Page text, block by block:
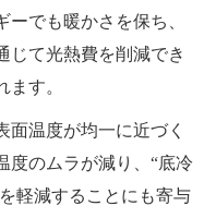
でも暖かさを保ち、
じて光熱費を削減でき
す。
面温度が均一に近づく
度のムラが減り、“底冷
軽減することにも寄与